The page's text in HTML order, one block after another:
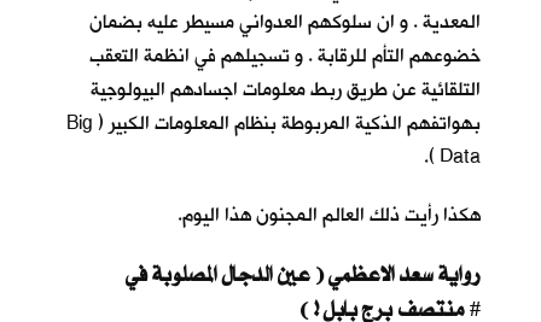
المعدية . و ان سلوكهم العدواني مسيطر عليه بضمان
خضوعهم التأم للرقابة . و تسجيلهم في انظمة التعقب
التلقائية عن طريق ربط معلومات اجسادهم البيولوجية
بهواتفهم الذكية المربوطة بنظام المعلومات الكبير ( Big
Data ).
هكذا رأيت ذلك العالم المجنون هذا اليوم.
رواية سعد الاعظمي ( عين الدجال المصلوبة في
#